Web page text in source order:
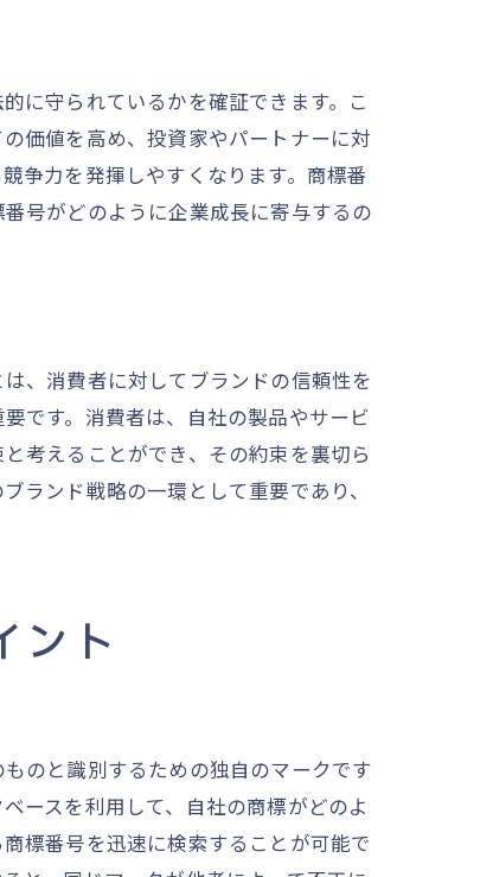
に守られているかを確証できます。こ
価値を高め、投資家やパートナーに対
争力を発揮しやすくなります。商標番
号がどのように企業成長に寄与するの
、消費者に対してブランドの信頼性を
です。消費者は、自社の製品やサービ
考えることができ、その約束を裏切ら
ランド戦略の一環として重要であり、
ント
のと識別するための独自のマークです
ースを利用して、自社の商標がどのよ
標番号を迅速に検索することが可能で